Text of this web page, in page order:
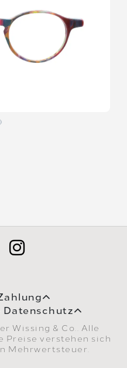
Datenschutz
Wissing & Co.. Alle
Preise verstehen sich
Mehrwertsteuer.